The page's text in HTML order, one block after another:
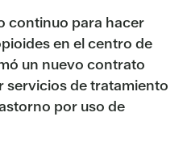
continuo para hacer
en el centro de
un nuevo contrato
servicios de tratamiento
por uso de